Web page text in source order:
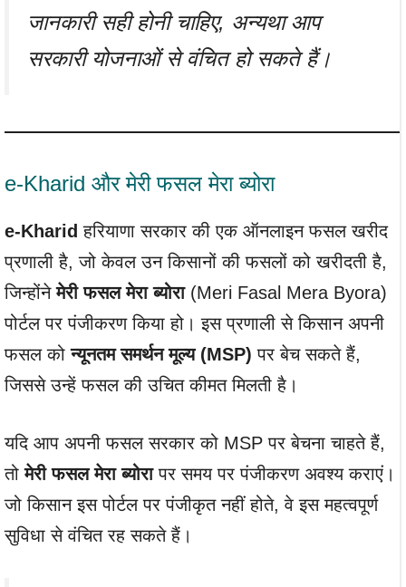
जानकारी सही होनी चाहिए, अन्यथा आप
सरकारी योजनाओं से वंचित हो सकते हैं।
e-Kharid और मेरी फसल मेरा ब्योरा
e-Kharid हरियाणा सरकार की एक ऑनलाइन फसल खरीद
प्रणाली है, जो केवल उन किसानों की फसलों को खरीदती है,
जिन्होंनेमेरी फसल मेरा ब्योरा(Meri Fasal Mera Byora)
पोर्टल पर पंजीकरण किया हो। इस प्रणाली से किसान अपनी
फसल कोन्यूनतम समर्थन मूल्य (MSP) पर बेच सकते हैं,
जिससे उन्हें फसल की उचित कीमत मिलती है।
यदि आप अपनी फसल सरकार को MSP पर बेचना चाहते हैं,
तोमेरी फसल मेरा ब्योरापर समय पर पंजीकरण अवश्य कराएं।
जो किसान इस पोर्टल पर पंजीकृत नहीं होते, वे इस महत्वपूर्ण
सुविधा से वंचित रह सकते हैं।